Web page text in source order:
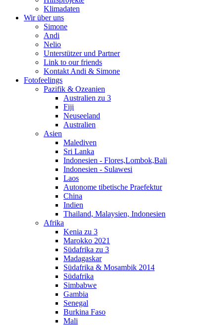
Klimadaten
Wir über uns
Simone
Andi
Nelio
Unterstützer und Partner
Link to our friends
Kontakt Andi & Simone
Fotofeelings
Pazifik & Ozeanien
Australien zu 3
Fiji
Neuseeland
Australien
Asien
Malediven
Sri Lanka
Indonesien - Flores,Lombok,Bali
Indonesien - Sulawesi
Laos
Autonome tibetische Praefektur
China
Indien
Thailand, Malaysien, Indonesien
Afrika
Kenia zu 3
Marokko 2021
Südafrika zu 3
Madagaskar
Südafrika & Mosambik 2014
Südafrika
Simbabwe
Gambia
Senegal
Burkina Faso
Mali